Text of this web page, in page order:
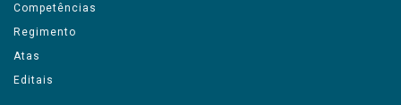
Competências
Regimento
Atas
Editais